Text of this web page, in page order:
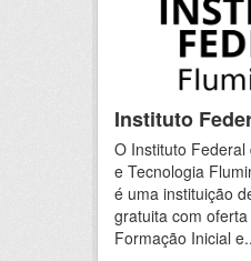
Instituto
O Instituto
e Tecnologia
é uma instituição
gratuita com
Formação Inicial